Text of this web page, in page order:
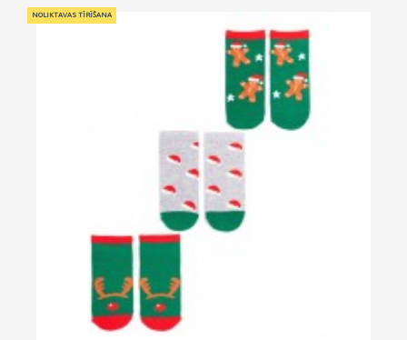
NOLIKTAVAS TĪRĪŠANA